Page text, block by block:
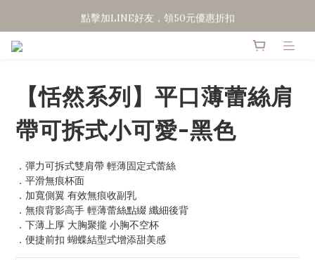
點擊加LINE好友，領50元優惠折扣
點擊加LINE好友，領50元優惠折扣
【恬然系列】平口薄蕾絲肩
帶可拆式小可愛-黑色
．彈力可拆式雙肩帶 輕薄固定式蕾絲
．平滑無痕杯面
．加寬側翼 有效無痕收副乳
．無痕背影高手 輕薄蕾絲點綴 纖細後背
．下薄上厚 大胸聚攏 小胸不空杯
．便捷前扣 蝴蝶結型式增添甜美感